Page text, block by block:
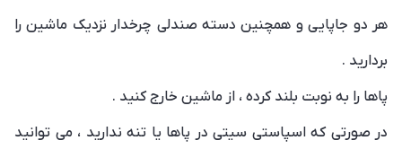
هر دو جاپایی و همچنین دسته صندلی چرخدار نزدیک ماشین را
بردارید .
پاها را به نوبت بلند کرده ، از ماشین خارج کنید .
در صورتی که اسپاستی سیتی در پاها یا تنه ندارید ، می توانید